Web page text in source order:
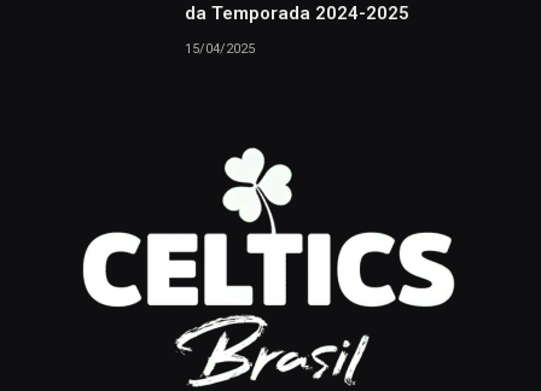
da Temporada 2024-2025
15/04/2025